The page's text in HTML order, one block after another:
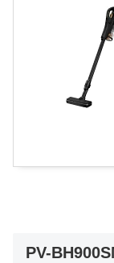
PV-